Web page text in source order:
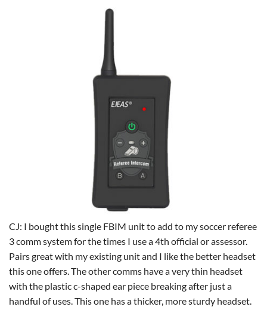
CJ: I bought this single FBIM unit to add to my soccer referee
3 comm system for the times I use a 4th official or assessor.
Pairs great with my existing unit and I like the better headset
this one offers. The other comms have a very thin headset
with the plastic c-shaped ear piece breaking after just a
handful of uses. This one has a thicker, more sturdy headset.